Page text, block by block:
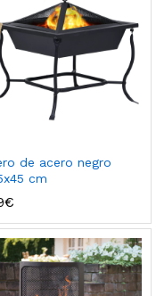
de acero negro
cm
€